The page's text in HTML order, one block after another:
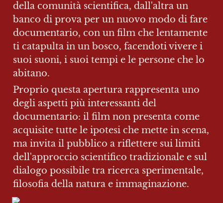
della comunità scientifica, dall'altra un
banco di prova per un nuovo modo di fare
documentario, con un film che lentamente
ti catapulta in un bosco, facendoti vivere i
suoi suoni, i suoi tempi e le persone che lo
abitano.
Proprio questa apertura rappresenta uno
degli aspetti più interessanti del
documentario: il film non presenta come
acquisite tutte le ipotesi che mette in scena,
ma invita il pubblico a riflettere sui limiti
dell'approccio scientifico tradizionale e sul
dialogo possibile tra ricerca sperimentale,
filosofia della natura e immaginazione.